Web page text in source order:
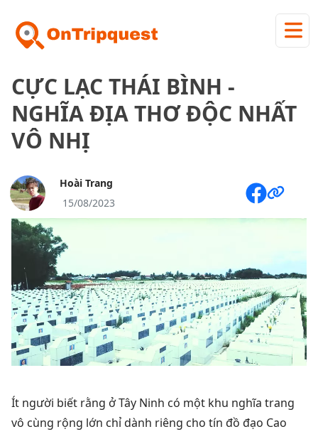
CỰC LẠC THÁI BÌNH -
NGHĨA ĐỊA THƠ ĐỘC NHẤT
VÔ NHỊ
Hoài Trang
15/08/2023
Ít người biết rằng ở Tây Ninh có một khu nghĩa trang
vô cùng rộng lớn chỉ dành riêng cho tín đồ đạo Cao